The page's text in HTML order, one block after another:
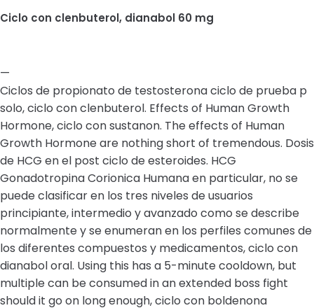
Ciclo con clenbuterol, dianabol 60 mg
—
Ciclos de propionato de testosterona ciclo de prueba p
solo, ciclo con clenbuterol. Effects of Human Growth
Hormone, ciclo con sustanon. The effects of Human
Growth Hormone are nothing short of tremendous. Dosis
de HCG en el post ciclo de esteroides. HCG
Gonadotropina Corionica Humana en particular, no se
puede clasificar en los tres niveles de usuarios
principiante, intermedio y avanzado como se describe
normalmente y se enumeran en los perfiles comunes de
los diferentes compuestos y medicamentos, ciclo con
dianabol oral. Using this has a 5-minute cooldown, but
multiple can be consumed in an extended boss fight
should it go on long enough, ciclo con boldenona